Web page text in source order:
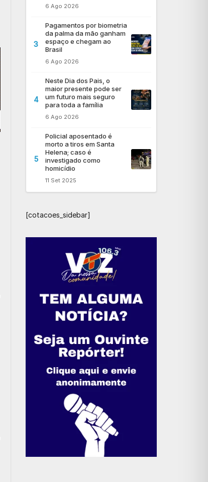
6 Ago 2026
3
Pagamentos por biometria
da palma da mão ganham
espaço e chegam ao
Brasil
6 Ago 2026
4
Neste Dia dos Pais, o
maior presente pode ser
um futuro mais seguro
para toda a família
6 Ago 2026
5
Policial aposentado é
morto a tiros em Santa
Helena; caso é
investigado como
homicídio
11 Set 2025
[cotacoes_sidebar]